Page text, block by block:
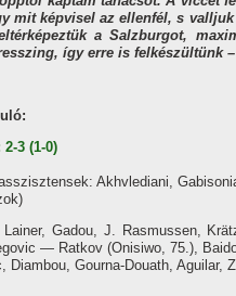
mit képvisel az ellenfél, s
a Salzburgot,
így erre is felkészültünk
3 (1-0)
Akhvlediani,
Gadou, J. Rasmussen,
— Ratkov (Onisiwo, 75.),
Diambou, Gourna-Douath, Aguilar,